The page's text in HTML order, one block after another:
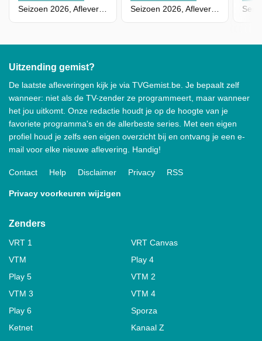
Seizoen 2026, Aflevering 4
Uitzending gemist?
De laatste afleveringen kijk je via TVGemist.be. Je bepaalt zelf
wanneer: niet als de TV-zender ze programmeert, maar wanneer
het jou uitkomt. Onze redactie houdt je op de hoogte van je
favoriete programma's en de allerbeste series. Met een eigen
profiel houd je zelfs een eigen overzicht bij en ontvang je een e-
mail voor elke nieuwe aflevering. Handig!
Contact Help Disclaimer Privacy RSS
Privacy voorkeuren wijzigen
Zenders
VRT 1
VRT Canvas
VTM
Play 4
Play 5
VTM 2
VTM 3
VTM 4
Play 6
Sporza
Ketnet
Kanaal Z